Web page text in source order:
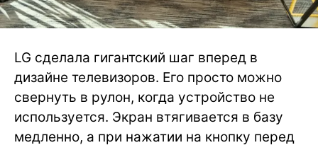
LG сделала гигантский шаг вперед в
дизайне телевизоров. Его просто можно
свернуть в рулон, когда устройство не
используется. Экран втягивается в базу
медленно, а при нажатии на кнопку перед